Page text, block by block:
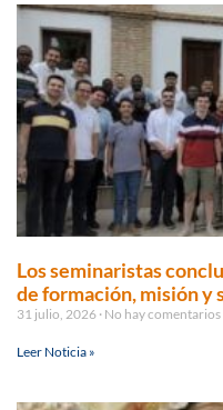
Los seminaristas
de formación, misión y
31 julio, 2026 No hay comentarios
Leer Noticia »